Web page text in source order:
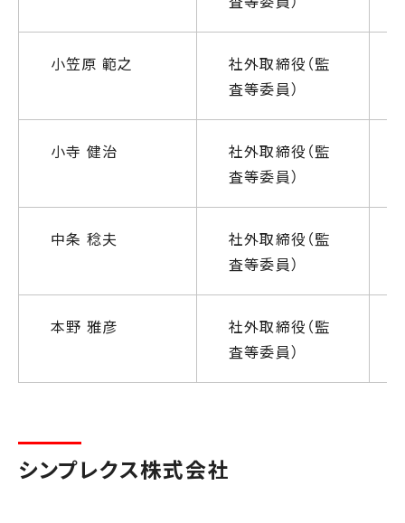
小笠原 範之
社外取締役（監
査等委員）
小寺 健治
社外取締役（監
査等委員）
中条 稔夫
社外取締役（監
査等委員）
本野 雅彦
社外取締役（監
査等委員）
シンプレクス株式会社